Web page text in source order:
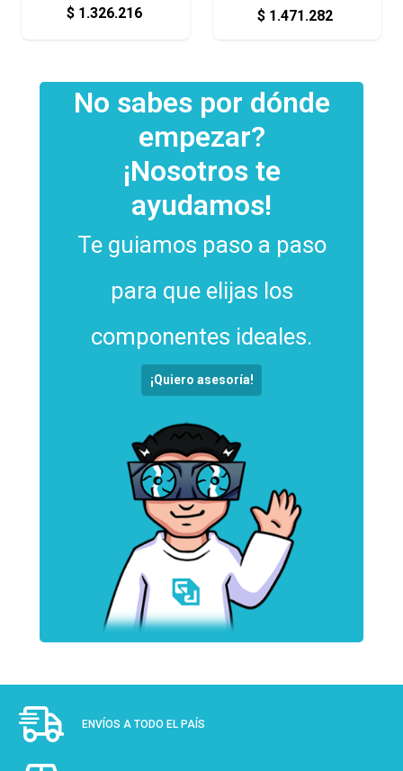
$ 1.326.216 $ 1.471.282
No sabes por dónde
empezar?
¡Nosotros te
ayudamos!
Te guiamos paso a paso
para que elijas los
componentes ideales.
¡Quiero asesoría!
ENVÍOS A TODO EL PAÍS